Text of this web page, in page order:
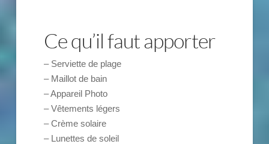
Ce qu’il faut apporter
– Serviette de plage
– Maillot de bain
– Appareil Photo
– Vêtements légers
– Crème solaire
– Lunettes de soleil